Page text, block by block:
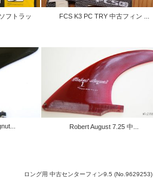
フトラッ
FCS K3 PC TRY 中古フィン ...
Robert August 7.25 中...
ロング用 中古センターフィン9.5 (No.9629253)